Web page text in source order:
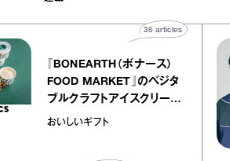
『BONEARTH（ボナース）
FOOD MARKET』のベジタ
ブルクラフトアイスクリーム
｜真野知子の「おいしいギフ
おいしいギフト
36articles